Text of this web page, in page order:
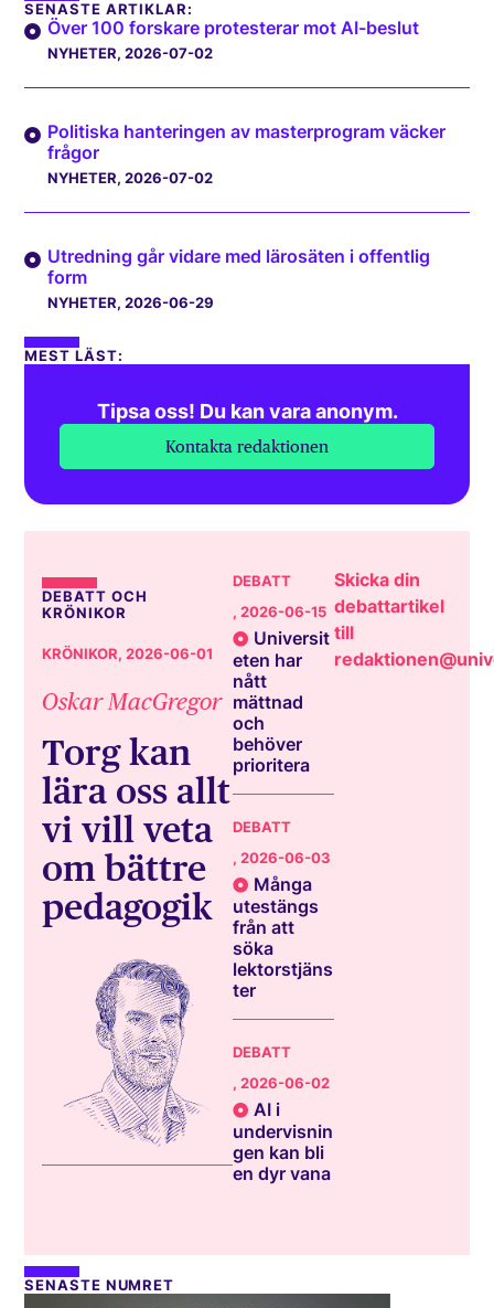
SENASTE ARTIKLAR:
Över 100 forskare protesterar mot AI-beslut
NYHETER, 2026-07-02
Politiska hanteringen av masterprogram väcker
frågor
NYHETER, 2026-07-02
Utredning går vidare med lärosäten i offentlig
form
NYHETER, 2026-06-29
MEST LÄST:
Tipsa oss! Du kan vara anonym.
Kontakta redaktionen
DEBATT OCH
KRÖNIKOR
KRÖNIKOR, 2026-06-01
Oskar MacGregor
Torg kan
lära oss allt
vi vill veta
om bättre
pedagogik
DEBATT
, 2026-06-15
Universit
eten har
nått
mättnad
och
behöver
prioritera
DEBATT
, 2026-06-03
Många
utestängs
från att
söka
lektorstjäns
ter
DEBATT
, 2026-06-02
AI i
undervisnin
gen kan bli
en dyr vana
Skicka din
debattartikel
till
SENASTE NUMRET